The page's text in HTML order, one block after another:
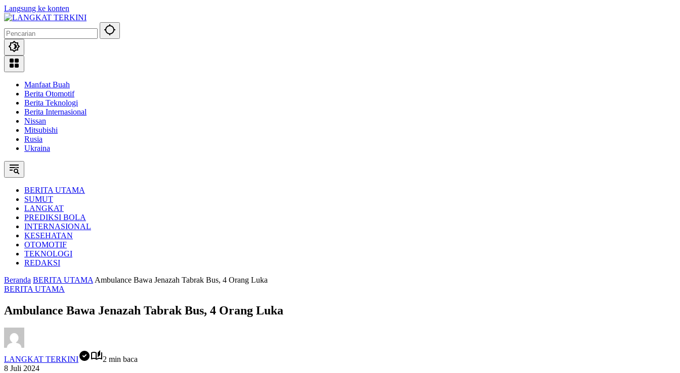
Langsung ke konten
Manfaat Buah
Berita Otomotif
Berita Teknologi
Berita Internasional
Nissan
Mitsubishi
Rusia
Ukraina
BERITA UTAMA
SUMUT
LANGKAT
PREDIKSI BOLA
INTERNASIONAL
KESEHATAN
OTOMOTIF
TEKNOLOGI
REDAKSI
Beranda BERITA UTAMA Ambulance Bawa Jenazah Tabrak Bus, 4 Orang Luka
BERITA UTAMA
Ambulance Bawa Jenazah Tabrak Bus, 4 Orang Luka
LANGKAT TERKINI
2 min baca
8 Juli 2024